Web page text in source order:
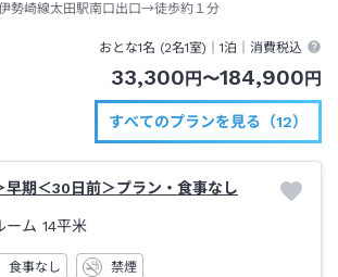
勢崎線太田駅南口出口→徒歩約１分
おとな1名 (2名1室)｜1泊 ｜消費税込
33,300 円 〜184,900 円
すべてのプランを見る（12）
早期＜30日前＞プラン・食事なし
ム 14平米
食事なし 禁煙